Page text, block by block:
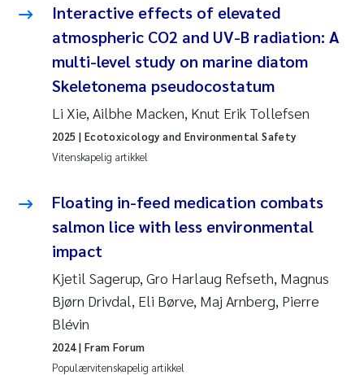
Interactive effects of elevated
atmospheric CO2 and UV-B radiation: A
multi-level study on marine diatom
Skeletonema pseudocostatum
Li Xie, Ailbhe Macken, Knut Erik Tollefsen
Vitenskapelig artikkel
2025 | Ecotoxicology and Environmental Safety
Floating in-feed medication combats
salmon lice with less environmental
impact
Kjetil Sagerup, Gro Harlaug Refseth, Magnus
Bjørn Drivdal, Eli Børve, Maj Arnberg, Pierre
Blévin
Populærvitenskapelig artikkel
2024| Fram Forum